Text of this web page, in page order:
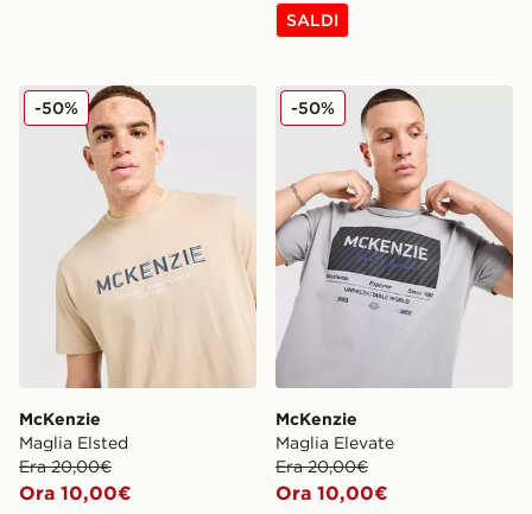
SALDI
McKenzie Maglia Elsted
McKenzie
Maglia Elsted
Era 20,00€
Ora 10,00€
-50% McKenzie Maglia Elevate
McKenzie
Maglia Elevate
Era 20,00€
Ora 10,00€
-50%